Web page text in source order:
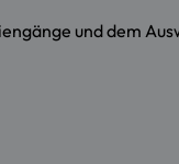
und dem